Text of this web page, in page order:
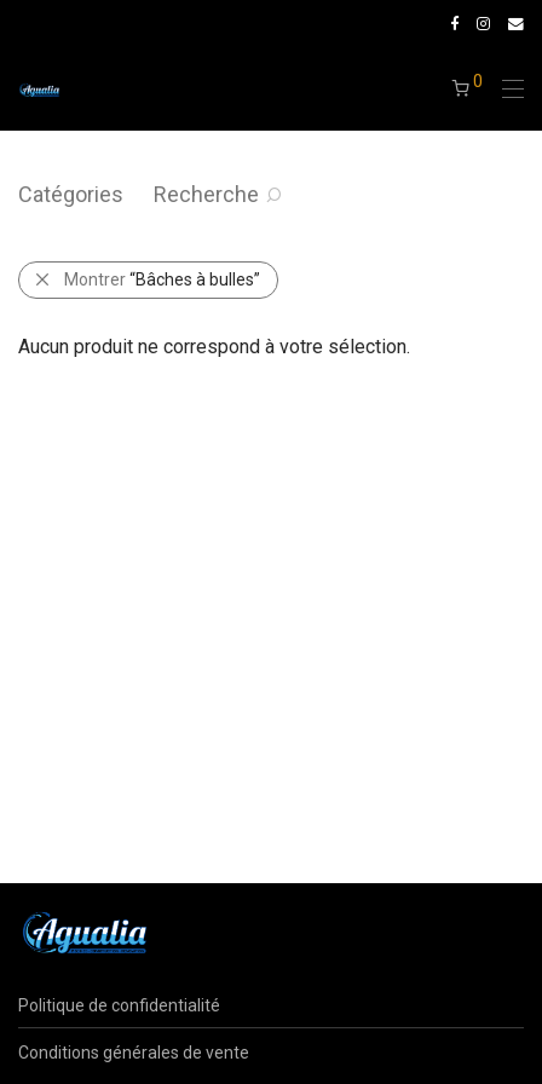
0
Catégories Recherche
Montrer“Bâches à bulles”
Aucun produit ne correspond à votre sélection.
Politique de confidentialité
Conditions générales de vente